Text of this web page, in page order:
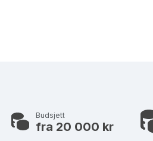
Budsjett
fra 20 000 kr